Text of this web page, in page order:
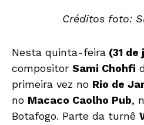
Créditos foto:
Nesta quinta-feira (31 de
compositor Sami Chohfi
primeira vez no Rio de
no Macaco Caolho Pub,
Botafogo. Parte da turnê